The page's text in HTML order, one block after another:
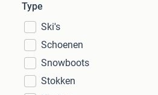
Type
Ski's
Schoenen
Snowboots
Stokken